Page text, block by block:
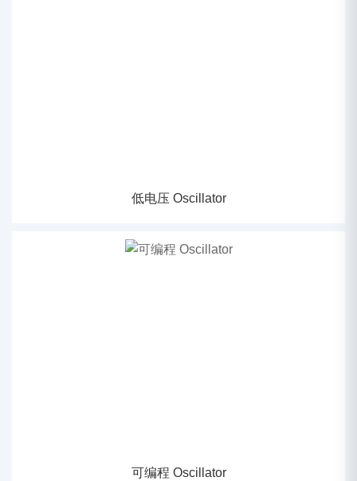
低电压 Oscillator
可编程 Oscillator